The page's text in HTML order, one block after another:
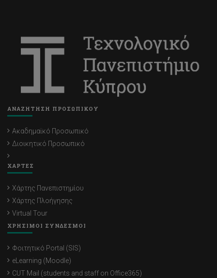
ΑΝΑΖΗΤΗΣΗ ΠΡΟΣΩΠΙΚΟΥ
Ακαδημαϊκό Προσωπικό
Διοικητικό Προσωπικό
ΧΑΡΤΕΣ
Χάρτης Πανεπιστημίου
Χάρτης Πλοήγησης
Virtual Tour
ΧΡΗΣΙΜΟΙ ΣΥΝΔΕΣΜΟΙ
Φοιτητικό Portal (SIS)
eLearning (Moodle)
CUT Mail (students and staff on Office365)